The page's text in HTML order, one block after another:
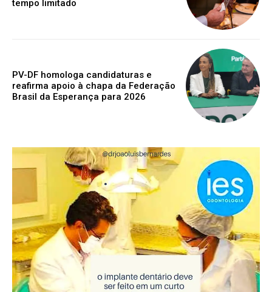
tempo limitado
PV-DF homologa candidaturas e
reafirma apoio à chapa da Federação
Brasil da Esperança para 2026